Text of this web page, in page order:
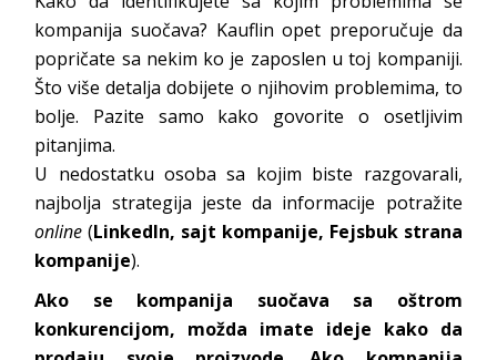
kompanija suočava? Kauflin opet preporučuje da
popričate sa nekim ko je zaposlen u toj kompaniji.
Što više detalja dobijete o njihovim problemima, to
bolje. Pazite samo kako govorite o osetljivim
pitanjima.
U nedostatku osoba sa kojim biste razgovarali,
najbolja strategija jeste da informacije potražite
online (LinkedIn, sajt kompanije, Fejsbuk strana
kompanije).
Ako se kompanija suočava sa oštrom
konkurencijom, možda imate ideje kako da